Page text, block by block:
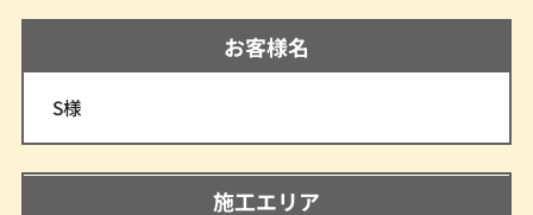
お客様名
S様
施工エリア